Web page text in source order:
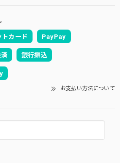
トカード PayPay
銀行振込
お支払い方法について